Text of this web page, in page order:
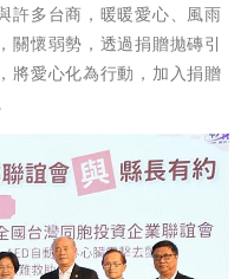
許多台商，暖暖愛心、風雨
關懷弱勢，透過捐贈拋磚引
將愛心化為行動，加入捐贈